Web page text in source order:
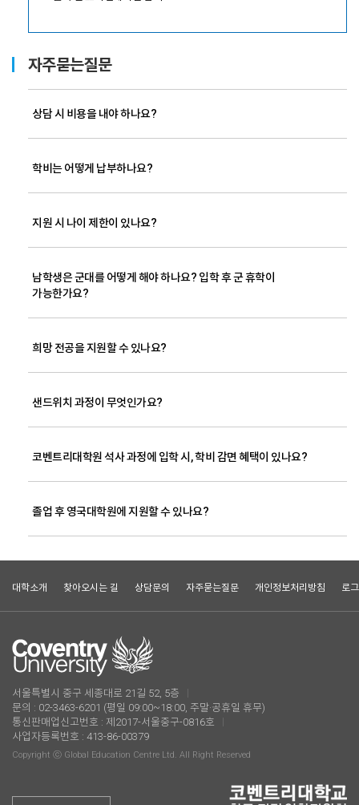
자주묻는질문
상담 시 비용을 내야 하나요?
학비는 어떻게 납부하나요?
지원 시 나이 제한이 있나요?
남학생은 군대를 어떻게 해야 하나요? 입학 후 군 휴학이
가능한가요?
희망 전공을 지원할 수 있나요?
샌드위치 과정이 무엇인가요?
코벤트리대학원 석사 과정에 입학 시, 학비 감면 혜택이 있나요?
졸업 후 영국대학원에 지원할 수 있나요?
대학소개 찾아오시는 길 상담문의 자주묻는질문 개인정보처리방침 로
서울특별시 중구 세종대로 21길 52, 5층
문의 : 02-3463-6201 (평일 09:00~18:00, 주말·공휴일 휴무)
통신판매업신고번호 : 제2017-서울중구-0816호
사업자등록번호 : 413-86-00379
Copyright ⓒ Global Education Centre Ltd. All Right Reserved